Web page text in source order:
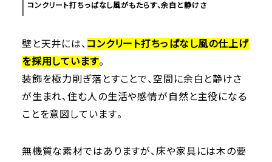
コンクリート打ちっぱなし風がもたらす、余白と静けさ
壁と天井には、 コンクリート打ちっぱなし風の仕上げ
を採用しています。
装飾を極力削ぎ落とすことで、空間に余白と静けさ
が生まれ、住む人の生活や感情が自然と主役になる
ことを意図しています。
無機質な素材ではありますが、床や家具には木の要